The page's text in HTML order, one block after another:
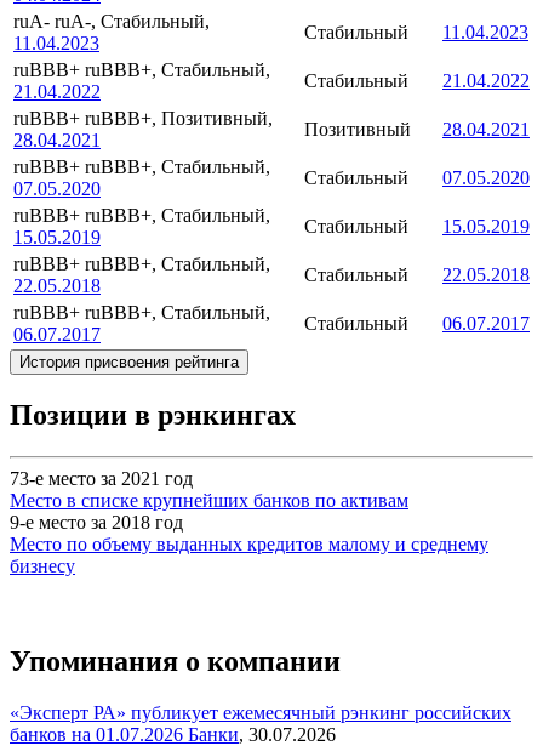
ruA- ruA-, Стабильный,
11.04.2023
Стабильный
11.04.2023
ruBBB+ ruBBB+, Стабильный,
21.04.2022
Стабильный
21.04.2022
ruBBB+ ruBBB+, Позитивный,
28.04.2021
Позитивный
28.04.2021
ruBBB+ ruBBB+, Стабильный,
07.05.2020
Стабильный
07.05.2020
ruBBB+ ruBBB+, Стабильный,
15.05.2019
Стабильный
15.05.2019
ruBBB+ ruBBB+, Стабильный,
22.05.2018
Стабильный
22.05.2018
ruBBB+ ruBBB+, Стабильный,
06.07.2017
Стабильный 06.07.2017
История присвоения рейтинга
Позиции в рэнкингах
73-е место за 2021 год
Место в списке крупнейших банков по активам
9-е место за 2018 год
Место по объему выданных кредитов малому и среднему
бизнесу
Упоминания о компании
«Эксперт РА» публикует ежемесячный рэнкинг российских
банков на 01.07.2026 Банки, 30.07.2026